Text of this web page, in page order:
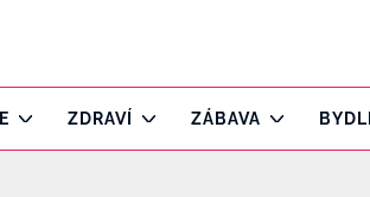
ZDRAVÍ ZÁBAVA